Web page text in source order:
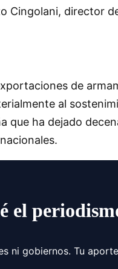
director
de
al
que ha dejado
el
ni gobiernos. Tu